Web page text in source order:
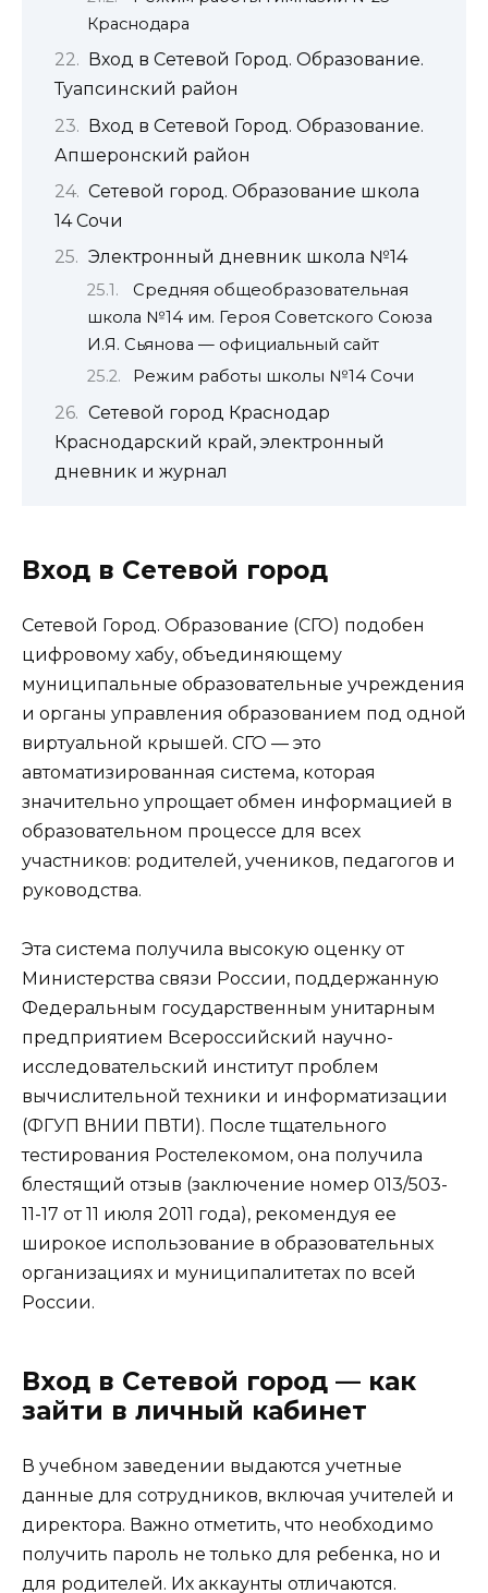
Краснодара
Вход в Сетевой Город. Образование.
Туапсинский район
Вход в Сетевой Город. Образование.
Апшеронский район
Сетевой город. Образование школа
14 Сочи
Электронный дневник школа №14
Средняя общеобразовательная
школа №14 им. Героя Советского Союза
И.Я. Сьянова — официальный сайт
Режим работы школы №14 Сочи
Сетевой город Краснодар
Краснодарский край, электронный
дневник и журнал
Вход в Сетевой город
Сетевой Город. Образование (СГО) подобен
цифровому хабу, объединяющему
муниципальные образовательные учреждения
и органы управления образованием под одной
виртуальной крышей. СГО — это
автоматизированная система, которая
значительно упрощает обмен информацией в
образовательном процессе для всех
участников: родителей, учеников, педагогов и
руководства.
Эта система получила высокую оценку от
Министерства связи России, поддержанную
Федеральным государственным унитарным
предприятием Всероссийский научно-
исследовательский институт проблем
вычислительной техники и информатизации
(ФГУП ВНИИ ПВТИ). После тщательного
тестирования Ростелекомом, она получила
блестящий отзыв (заключение номер 013/503-
11-17 от 11 июля 2011 года), рекомендуя ее
широкое использование в образовательных
организациях и муниципалитетах по всей
России.
Вход в Сетевой город — как
зайти в личный кабинет
В учебном заведении выдаются учетные
данные для сотрудников, включая учителей и
директора. Важно отметить, что необходимо
получить пароль не только для ребенка, но и
для родителей. Их аккаунты отличаются.